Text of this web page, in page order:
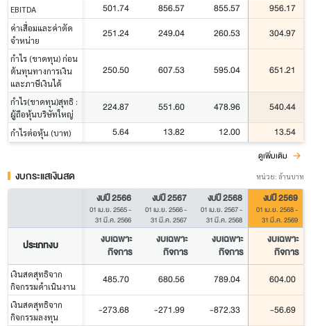
EBITDA 501.74 856.57 855.57 956.17
ค่าเสื่อมและค่าตัด
จำหน่าย
251.24 249.04 260.53 304.97
กำไร (ขาดทุน) ก่อน
ต้นทุนทางการเงิน
และภาษีเงินได้
250.50 607.53 595.04 651.21
กำไร(ขาดทุน)สุทธิ :
ผู้ถือหุ้นบริษัทใหญ่
224.87 551.60 478.96 540.44
กำไรต่อหุ้น (บาท) 5.64 13.82 12.00 13.54
ดูเพิ่มเติม
งบกระแสเงินสด หน่วย: ล้านบาท
งบปี 2566
01 เม.ย. 2565-
31 มี.ค. 2566
งบปี 2567
01 เม.ย. 2566-
31 มี.ค. 2567
งบปี 2568
01 เม.ย. 2567-
31 มี.ค. 2568
งบปี 2569
01 เม.ย. 2568-
31 มี.ค. 2569
ประเภทงบ
งบเฉพาะ
กิจการ
งบเฉพาะ
กิจการ
งบเฉพาะ
กิจการ
งบเฉพาะ
กิจการ
เงินสดสุทธิจาก
กิจกรรมดำเนินงาน
485.70 680.56 789.04 604.00
เงินสดสุทธิจาก
กิจกรรมลงทุน
-273.68 -271.99 -872.33 -56.69